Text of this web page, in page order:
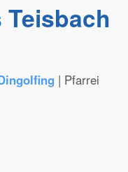
Teisbach
| Pfarrei